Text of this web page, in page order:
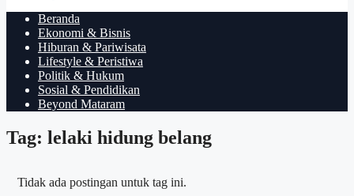
Beranda
Ekonomi & Bisnis
Hiburan & Pariwisata
Lifestyle & Peristiwa
Politik & Hukum
Sosial & Pendidikan
Beyond Mataram
Tag: lelaki hidung belang
Tidak ada postingan untuk tag ini.